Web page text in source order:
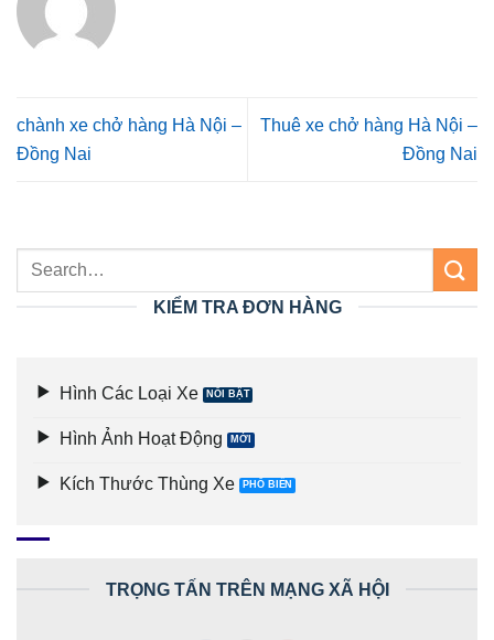
chành xe chở hàng Hà Nội –
Đồng Nai
Thuê xe chở hàng Hà Nội –
Đồng Nai
KIỂM TRA ĐƠN HÀNG
Hình Các Loại Xe
Hình Ảnh Hoạt Động
Kích Thước Thùng Xe
TRỌNG TẤN TRÊN MẠNG XÃ HỘI